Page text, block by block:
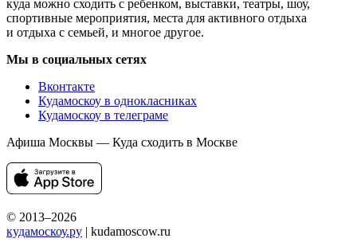
куда можно сходить с ребенком, выставки, театры, шоу,
спортивные мероприятия, места для активного отдыха
и отдыха с семьей, и многое другое.
Мы в социальных сетях
Вконтакте
Кудамоскоу в однокласниках
Кудамоскоу в телеграме
Афиша Москвы — Куда сходить в Москве
© 2013–2026
кудамоскоу.ру | kudamoscow.ru